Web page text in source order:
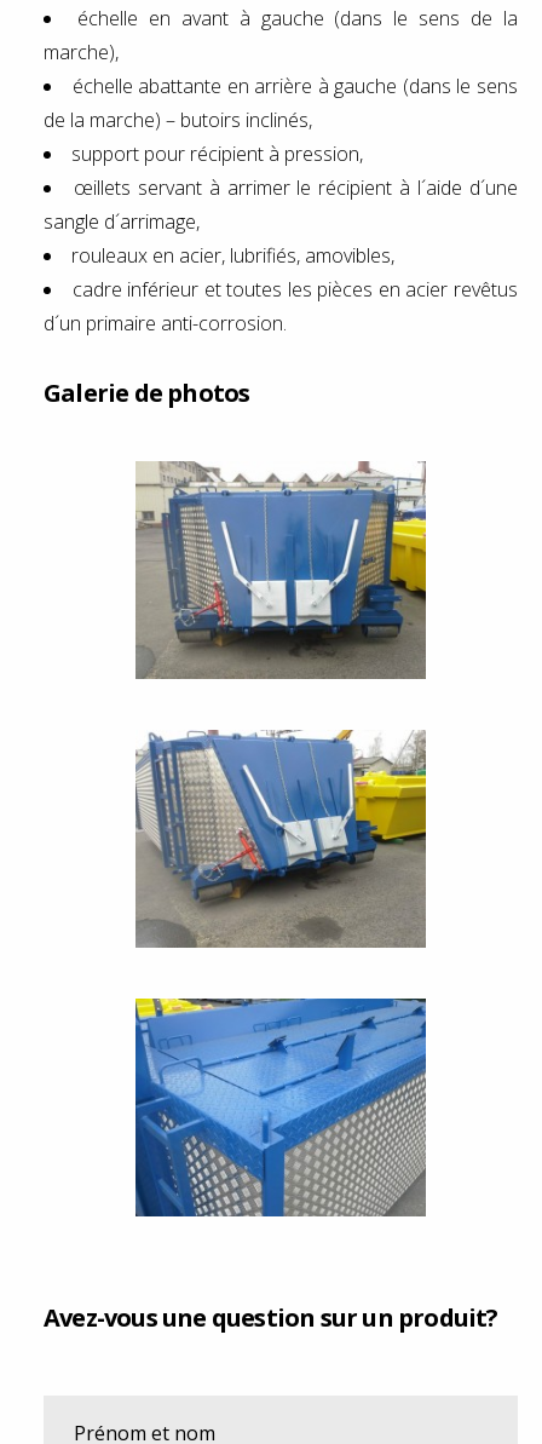
échelle en avant à gauche (dans le sens de la
marche),
échelle abattante en arrière à gauche (dans le sens
de la marche) – butoirs inclinés,
support pour récipient à pression,
œillets servant à arrimer le récipient à l´aide d´une
sangle d´arrimage,
rouleaux en acier, lubrifiés, amovibles,
cadre inférieur et toutes les pièces en acier revêtus
d´un primaire anti-corrosion.
Galerie de photos
Avez-vous une question sur un produit?